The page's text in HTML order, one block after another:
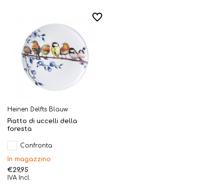
Heinen Delfts Blauw
Piatto di uccelli della
foresta
Confronta
In magazzino
€29,95
IVA Incl.